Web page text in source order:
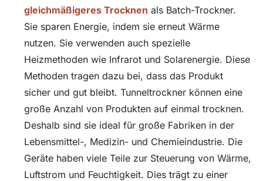
gleichmäßigeres Trocknen als Batch-Trockner.
Sie sparen Energie, indem sie erneut Wärme
nutzen. Sie verwenden auch spezielle
Heizmethoden wie Infrarot und Solarenergie. Diese
Methoden tragen dazu bei, dass das Produkt
sicher und gut bleibt. Tunneltrockner können eine
große Anzahl von Produkten auf einmal trocknen.
Deshalb sind sie ideal für große Fabriken in der
Lebensmittel-, Medizin- und Chemieindustrie. Die
Geräte haben viele Teile zur Steuerung von Wärme,
Luftstrom und Feuchtigkeit. Dies trägt zu einer